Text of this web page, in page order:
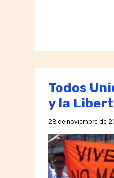
Todos
y la
28 de noviembre de